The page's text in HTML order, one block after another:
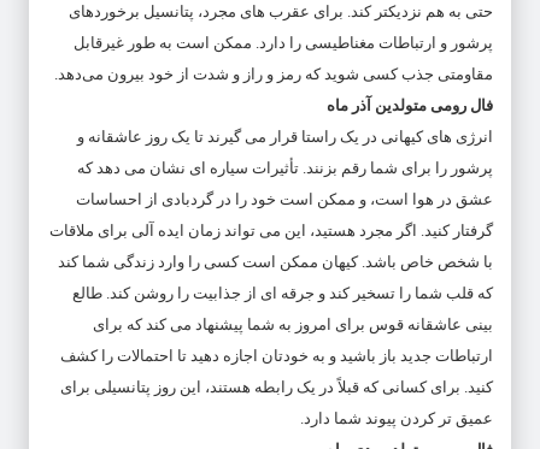
حتی به هم نزدیکتر کند. برای عقرب های مجرد، پتانسیل برخوردهای
پرشور و ارتباطات مغناطیسی را دارد. ممکن است به طور غیرقابل
مقاومتی جذب کسی شوید که رمز و راز و شدت از خود بیرون می‌دهد.
فال رومی متولدین آذر ماه
انرژی های کیهانی در یک راستا قرار می گیرند تا یک روز عاشقانه و
پرشور را برای شما رقم بزنند. تأثیرات سیاره ای نشان می دهد که
عشق در هوا است، و ممکن است خود را در گردبادی از احساسات
گرفتار کنید. اگر مجرد هستید، این می تواند زمان ایده آلی برای ملاقات
با شخص خاص باشد. کیهان ممکن است کسی را وارد زندگی شما کند
که قلب شما را تسخیر کند و جرقه ای از جذابیت را روشن کند. طالع
بینی عاشقانه قوس برای امروز به شما پیشنهاد می کند که برای
ارتباطات جدید باز باشید و به خودتان اجازه دهید تا احتمالات را کشف
کنید. برای کسانی که قبلاً در یک رابطه هستند، این روز پتانسیلی برای
عمیق تر کردن پیوند شما دارد.